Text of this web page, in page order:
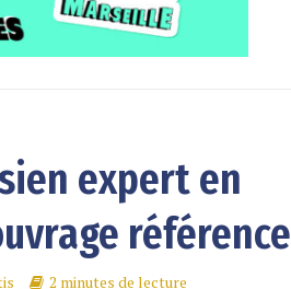
expert en
référence
2 minutes de lecture